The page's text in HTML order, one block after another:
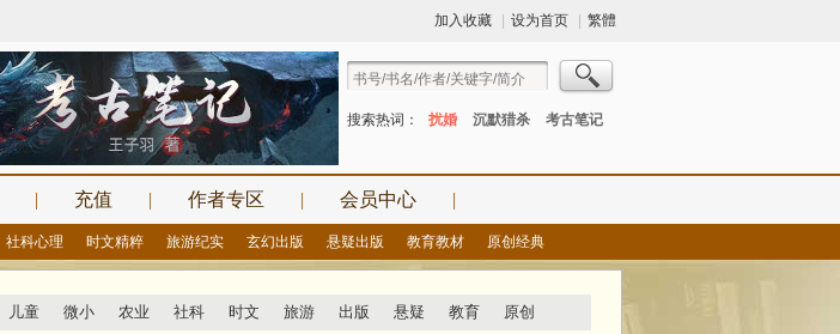
加入收藏 设为首页 繁體
搜索热词： 扰婚 沉默猎杀 考古笔记
| 充值 | 作者专区 | 会员中心 |
社科心理 时文精粹 旅游纪实 玄幻出版 悬疑出版 教育教材 原创经典
儿童 微小 农业 社科 时文 旅游 出版 悬疑 教育 原创